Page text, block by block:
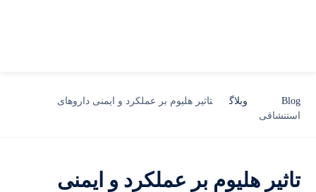
Blog وبلاگ
تاثیر هلیوم بر عملکرد و ایمنی داروهای
استنشاقی
تاثیر هلیوم بر عملکرد و ایمنی